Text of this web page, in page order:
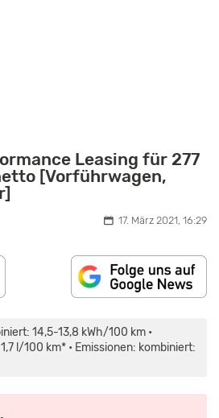
Leasing für 277
[Vorführwagen,
17. März 2021, 16:29
14,5-13,8 kWh/100 km •
l/100 km* • Emissionen: kombiniert: